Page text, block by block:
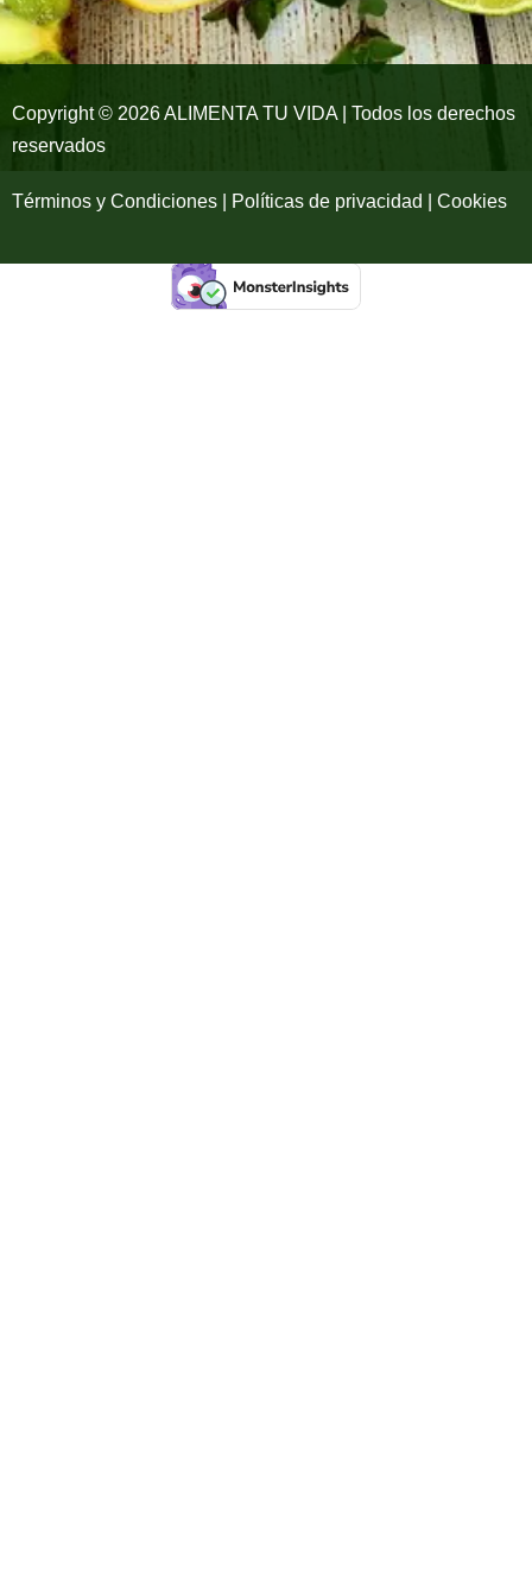
o
k
-
r
a
m
e
Copyright © 2026 ALIMENTA TU VIDA | Todos los derechos
reservados
Términos y Condiciones | Políticas de privacidad | Cookies